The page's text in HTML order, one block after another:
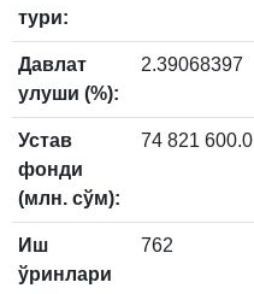
тури:
Давлат
улуши (%):
2.39068397
Устав
фонди
(млн. сўм):
74 821 600.0
Иш
ўринлари
762